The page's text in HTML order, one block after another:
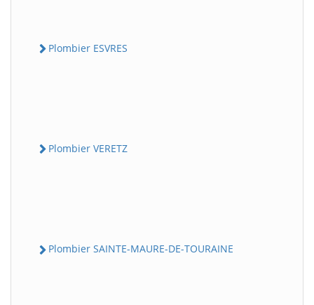
Plombier ESVRES
Plombier VERETZ
Plombier SAINTE-MAURE-DE-TOURAINE